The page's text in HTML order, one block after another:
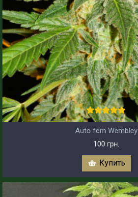
Auto fem Wembley
100 грн.
Купить